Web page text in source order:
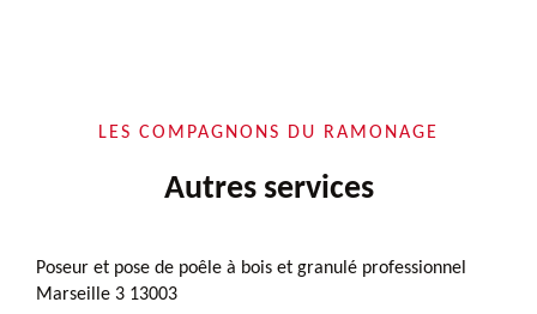
LES COMPAGNONS DU RAMONAGE
Autres services
Poseur et pose de poêle à bois et granulé professionnel
Marseille 3 13003